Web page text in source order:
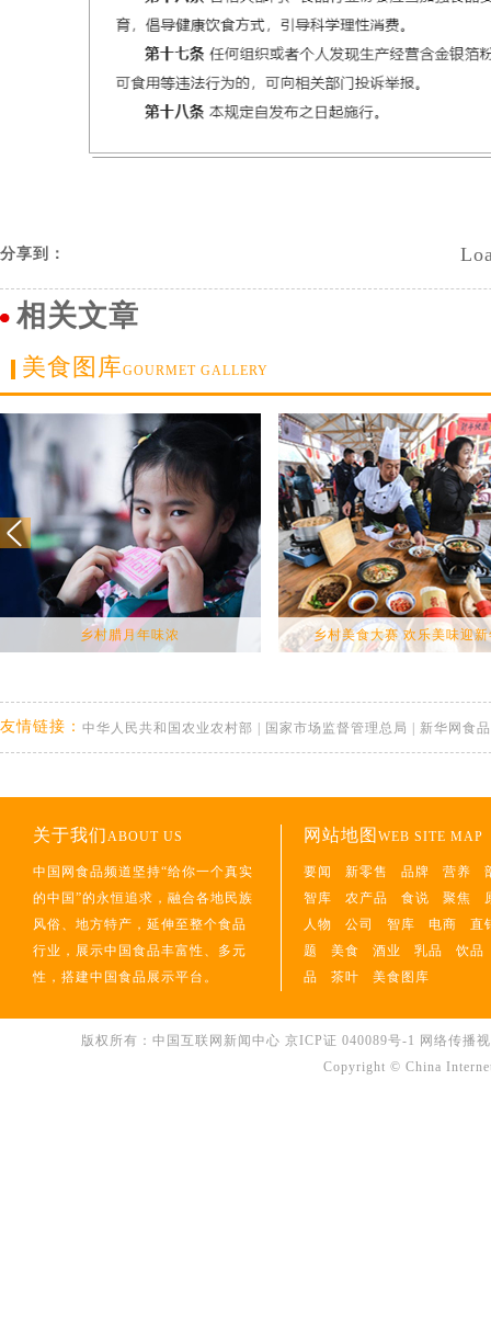
分享到：
相关文章
美食图库GOURMET GALLERY
乡村腊月年味浓 乡村美食大赛 欢乐美味迎
友情链接： 中华人民共和国农业农村部 国家市场监督管理总局 新华网食品
关于我们ABOUT US
中国网食品频道坚持“给你一个真实
的中国”的永恒追求，融合各地民族
风俗、地方特产，延伸至整个食品
行业，展示中国食品丰富性、多元
性，搭建中国食品展示平台。
网站地图 WEB SITE MAP
要闻 新零售 品牌 营养
智库
农产品 食说 聚焦
人物
公司 智库 电商
直
题
美食 酒业 乳品
饮品
品
茶叶 美食图库
版权所有：中国互联网新闻中心 京ICP证 040089号-1 网络传播
Copyright © China